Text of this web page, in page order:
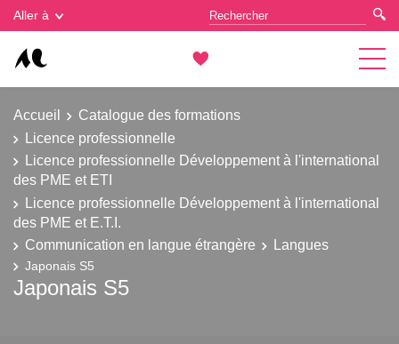
Aller à
Accueil
Catalogue des formations
Licence professionnelle
Licence professionnelle Développement à l'international
des PME et ETI
Licence professionnelle Développement à l'international
des PME et E.T.I.
Communication en langue étrangère
Langues
Japonais S5
Japonais S5
Gestion des cookies